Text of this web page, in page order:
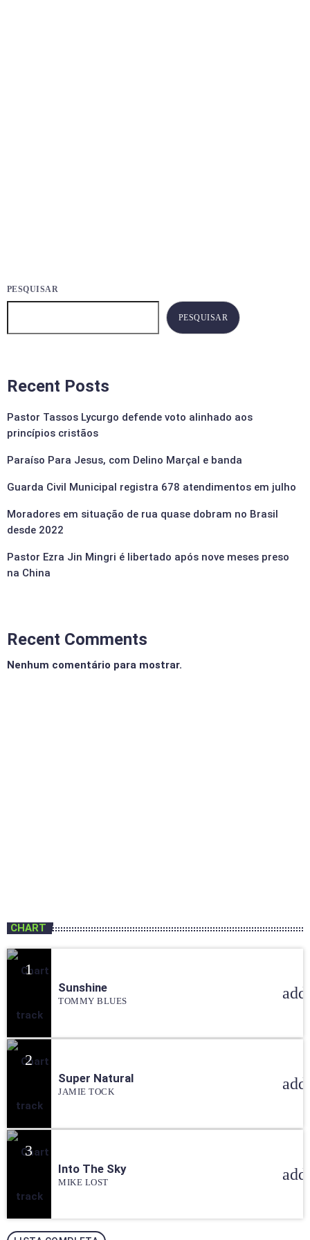
PESQUISAR
PESQUISAR
Recent Posts
Pastor Tassos Lycurgo defende voto alinhado aos
princípios cristãos
Paraíso Para Jesus, com Delino Marçal e banda
Guarda Civil Municipal registra 678 atendimentos em julho
Moradores em situação de rua quase dobram no Brasil
desde 2022
Pastor Ezra Jin Mingri é libertado após nove meses preso
na China
Recent Comments
Nenhum comentário para mostrar.
CHART
1
Sunshine
TOMMY BLUES
2
Super Natural
JAMIE TOCK
3
Into The Sky
MIKE LOST